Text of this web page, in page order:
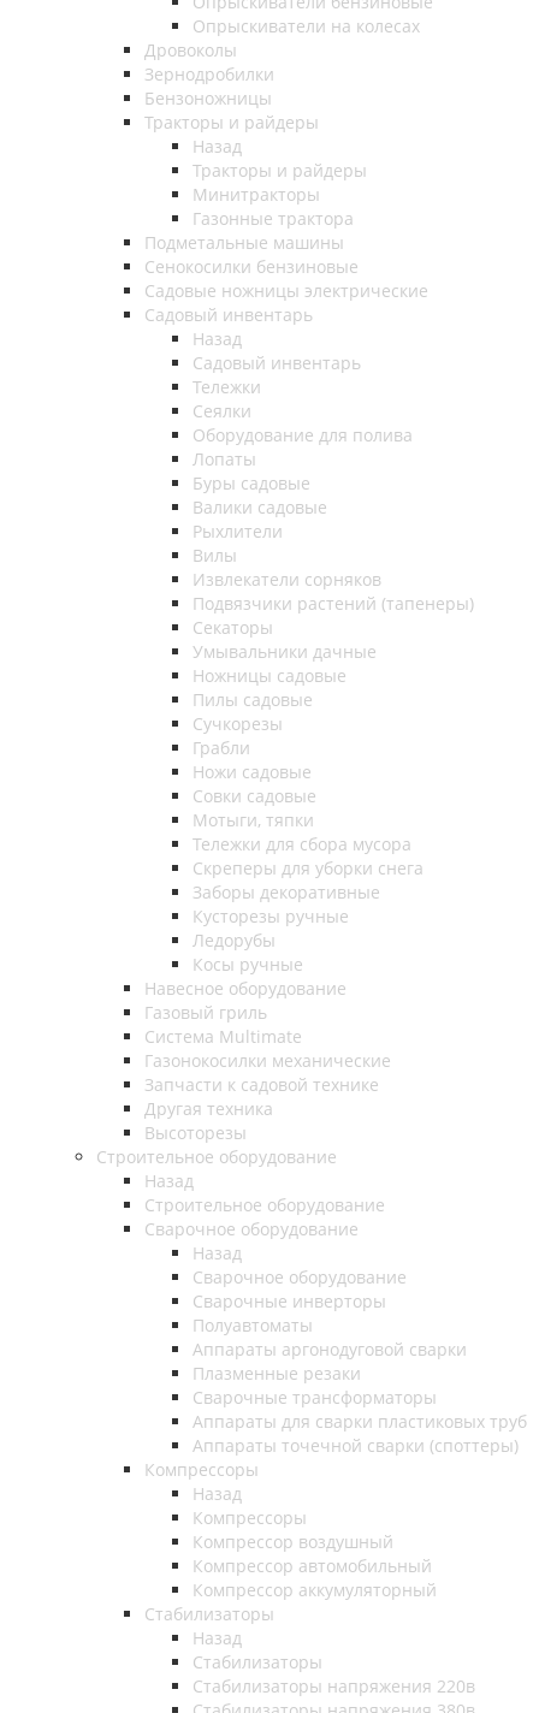
Опрыскиватели на колесах
Дровоколы
Зернодробилки
Бензоножницы
Тракторы и райдеры
Назад
Тракторы и райдеры
Минитракторы
Газонные трактора
Подметальные машины
Сенокосилки бензиновые
Садовые ножницы электрические
Садовый инвентарь
Назад
Садовый инвентарь
Тележки
Сеялки
Оборудование для полива
Лопаты
Буры садовые
Валики садовые
Рыхлители
Вилы
Извлекатели сорняков
Подвязчики растений (тапенеры)
Секаторы
Умывальники дачные
Ножницы садовые
Пилы садовые
Сучкорезы
Грабли
Ножи садовые
Совки садовые
Мотыги, тяпки
Тележки для сбора мусора
Скреперы для уборки снега
Заборы декоративные
Кусторезы ручные
Ледорубы
Косы ручные
Навесное оборудование
Газовый гриль
Система Multimate
Газонокосилки механические
Запчасти к садовой технике
Другая техника
Высоторезы
Строительное оборудование
Назад
Строительное оборудование
Сварочное оборудование
Назад
Сварочное оборудование
Сварочные инверторы
Полуавтоматы
Аппараты аргонодуговой сварки
Плазменные резаки
Сварочные трансформаторы
Аппараты для сварки пластиковых труб
Аппараты точечной сварки (споттеры)
Компрессоры
Назад
Компрессоры
Компрессор воздушный
Компрессор автомобильный
Компрессор аккумуляторный
Стабилизаторы
Назад
Стабилизаторы
Стабилизаторы напряжения 220в